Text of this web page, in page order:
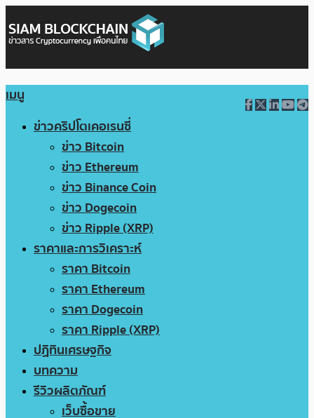
เมนู
ข่าวคริปโตเคอเรนซี่
ข่าว Bitcoin
ข่าว Ethereum
ข่าว Binance Coin
ข่าว Dogecoin
ข่าว Ripple (XRP)
ราคาและการวิเคราะห์
ราคา Bitcoin
ราคา Ethereum
ราคา Dogecoin
ราคา Ripple (XRP)
ปฏิทินเศรษฐกิจ
บทความ
รีวิวผลิตภัณฑ์
เว็บซื้อขาย